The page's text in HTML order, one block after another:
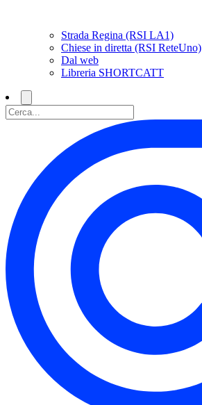
Strada Regina (RSI LA1)
Chiese in diretta (RSI ReteUno)
Dal web
Libreria SHORTCATT